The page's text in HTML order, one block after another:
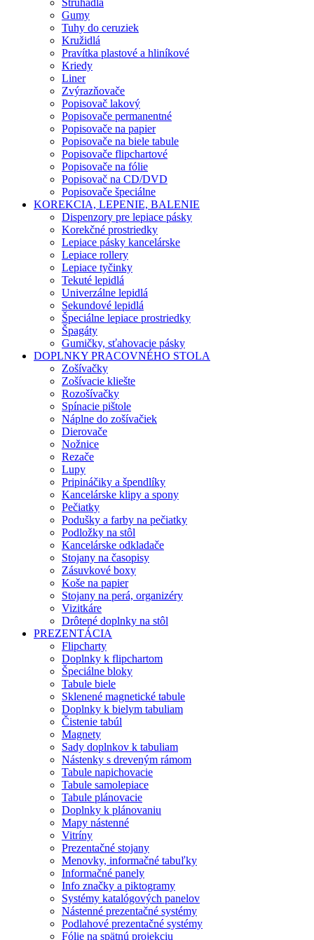
Strúhadlá
Gumy
Tuhy do ceruziek
Kružidlá
Pravítka plastové a hliníkové
Kriedy
Liner
Zvýrazňovače
Popisovač lakový
Popisovače permanentné
Popisovače na papier
Popisovače na biele tabule
Popisovače flipchartové
Popisovače na fólie
Popisovač na CD/DVD
Popisovače špeciálne
KOREKCIA, LEPENIE, BALENIE
Dispenzory pre lepiace pásky
Korekčné prostriedky
Lepiace pásky kancelárske
Lepiace rollery
Lepiace tyčinky
Tekuté lepidlá
Univerzálne lepidlá
Sekundové lepidlá
Špeciálne lepiace prostriedky
Špagáty
Gumičky, sťahovacie pásky
DOPLNKY PRACOVNÉHO STOLA
Zošívačky
Zošívacie kliešte
Rozošívačky
Spínacie pištole
Náplne do zošívačiek
Dierovače
Nožnice
Rezače
Lupy
Pripináčiky a špendlíky
Kancelárske klipy a spony
Pečiatky
Podušky a farby na pečiatky
Podložky na stôl
Kancelárske odkladače
Stojany na časopisy
Zásuvkové boxy
Koše na papier
Stojany na perá, organizéry
Vizitkáre
Drôtené doplnky na stôl
PREZENTÁCIA
Flipcharty
Doplnky k flipchartom
Špeciálne bloky
Tabule biele
Sklenené magnetické tabule
Doplnky k bielym tabuliam
Čistenie tabúl
Magnety
Sady doplnkov k tabuliam
Nástenky s dreveným rámom
Tabule napichovacie
Tabule samolepiace
Tabule plánovacie
Doplnky k plánovaniu
Mapy nástenné
Vitríny
Prezentačné stojany
Menovky, informačné tabuľky
Informačné panely
Info značky a piktogramy
Systémy katalógových panelov
Nástenné prezentačné systémy
Podlahové prezentačné systémy
Fólie na spätnú projekciu